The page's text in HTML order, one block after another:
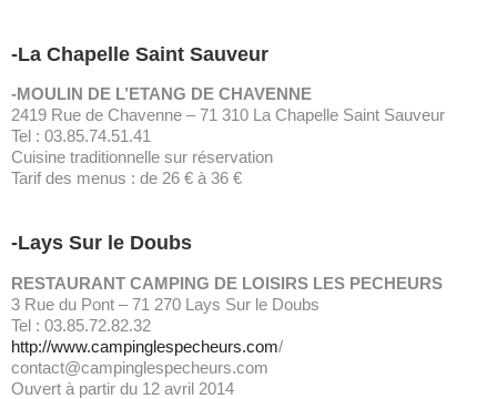
-La Chapelle Saint Sauveur
-MOULIN DE L’ETANG DE CHAVENNE
2419 Rue de Chavenne – 71 310 La Chapelle Saint Sauveur
Tel : 03.85.74.51.41
Cuisine traditionnelle sur réservation
Tarif des menus : de 26 € à 36 €
-Lays Sur le Doubs
RESTAURANT CAMPING DE LOISIRS LES PECHEURS
3 Rue du Pont – 71 270 Lays Sur le Doubs
Tel : 03.85.72.82.32
http://www.campinglespecheurs.com/
contact@campinglespecheurs.com
Ouvert à partir du 12 avril 2014